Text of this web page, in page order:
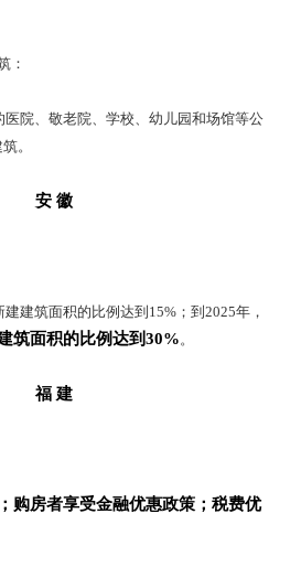
：
医院、敬老院、学校、幼儿园和场馆等公
。
安 徽
建筑面积的比例达到15%；到2025年，
筑面积的比例达到30%。
福 建
购房者享受金融优惠政策；税费优